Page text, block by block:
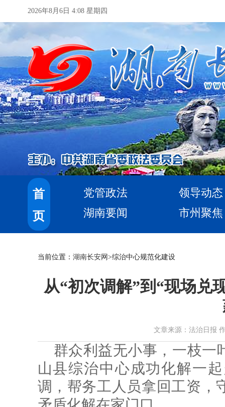
2026年8月6日 4:08 星期四
首
页
党管政法
领导动态
湖南要闻
市州聚焦
当前位置： 湖南长安网 >综治中心规范化建设
从“初次调解”到“现场兑
文章来源：法治日报
群众利益无小事，一枝一
山县综治中心成功化解一
调，帮务工人员拿回工资，